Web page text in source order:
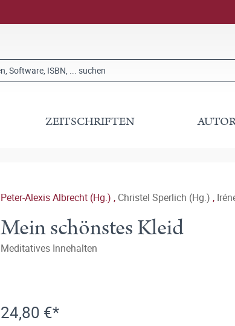
ZEITSCHRIFTEN
Peter-Alexis Albrecht (Hg.) , Christel Sperlich (Hg.) ,
Mein schönstes Kleid
Meditatives Innehalten
24,80 €*